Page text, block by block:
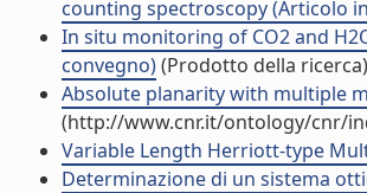
counting spectroscopy (Articolo
In situ monitoring of CO2 and
convegno)(Prodotto della ricerca)
Absolute planarity with multiple
(http://www.cnr.it/ontology/cnr/
Variable Length Herriott-type
Determinazione di un sistema